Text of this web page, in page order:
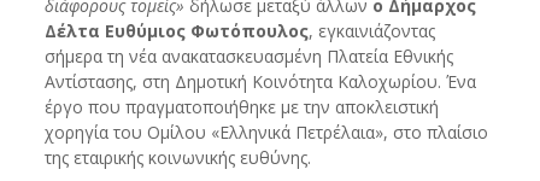
διάφορους τομείς» δήλωσε μεταξύ άλλων ο Δήμαρχος
Δέλτα Ευθύμιος Φωτόπουλος, εγκαινιάζοντας
σήμερα τη νέα ανακατασκευασμένη Πλατεία Εθνικής
Αντίστασης, στη Δημοτική Κοινότητα Καλοχωρίου. Ένα
έργο που πραγματοποιήθηκε με την αποκλειστική
χορηγία του Ομίλου «Ελληνικά Πετρέλαια», στο πλαίσιο
της εταιρικής κοινωνικής ευθύνης.